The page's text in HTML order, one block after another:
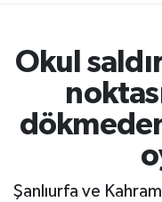
Okul
Şanlıurfa ve
Süper Lig Puan
Tüm Manşetler
Son Dakika
Haber Arşivi